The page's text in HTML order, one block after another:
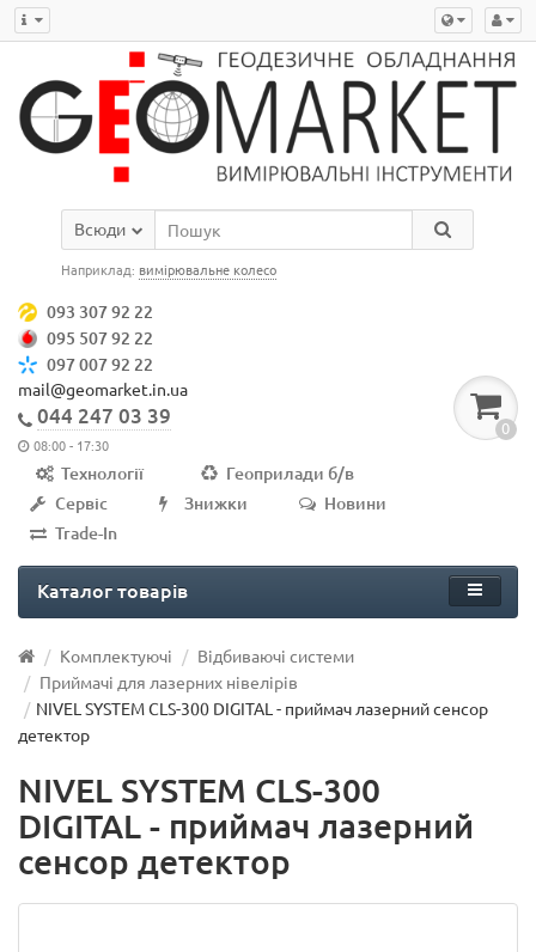
Всюди
Наприклад: вимірювальне колесо
093 307 92 22
095 507 92 22
097 007 92 22
mail@geomarket.in.ua
044 247 03 39
08:00 - 17:30
0
Технології
Геоприлади б/в
Сервіс
Знижки
Новини
Trade-In
Каталог товарів
Комплектуючі
Відбиваючі системи
Приймачі для лазерних нівелірів
NIVEL SYSTEM CLS-300 DIGITAL - приймач лазерний сенсор
детектор
NIVEL SYSTEM CLS-300
DIGITAL - приймач лазерний
сенсор детектор